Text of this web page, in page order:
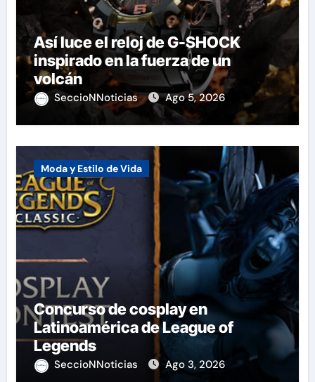
Así luce el reloj de G-SHOCK
inspirado en la fuerza de un
volcán
SeccioNNoticias Ago 5, 2026
Moda y Estilo de Vida
Concurso de cosplay en
Latinoamérica de League of
Legends
SeccioNNoticias Ago 3, 2026